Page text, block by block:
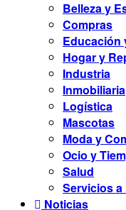
Belleza y
Compras
Educación
Hogar y
Industria
Inmobiliaria
Logística
Mascotas
Moda y
Ocio y
Salud
Servicios
Noticias